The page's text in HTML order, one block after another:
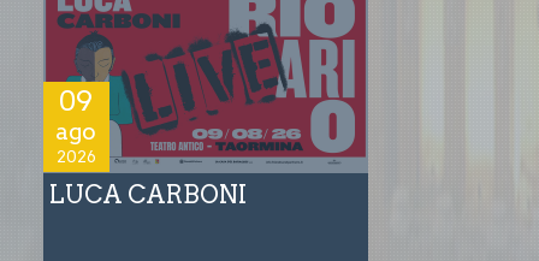
09
ago
2026
LUCA CARBONI